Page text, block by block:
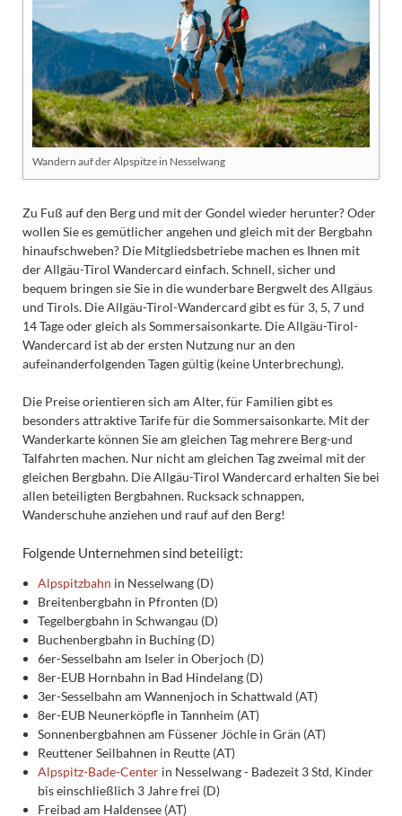
Wandern auf der Alpspitze in Nesselwang
Zu Fuß auf den Berg und mit der Gondel wieder herunter? Oder
wollen Sie es gemütlicher angehen und gleich mit der Bergbahn
hinaufschweben? Die Mitgliedsbetriebe machen es Ihnen mit
der Allgäu-Tirol Wandercard einfach. Schnell, sicher und
bequem bringen sie Sie in die wunderbare Bergwelt des Allgäus
und Tirols. Die Allgäu-Tirol-Wandercard gibt es für 3, 5, 7 und
14 Tage oder gleich als Sommersaisonkarte. Die Allgäu-Tirol-
Wandercard ist ab der ersten Nutzung nur an den
aufeinanderfolgenden Tagen gültig (keine Unterbrechung).
Die Preise orientieren sich am Alter, für Familien gibt es
besonders attraktive Tarife für die Sommersaisonkarte. Mit der
Wanderkarte können Sie am gleichen Tag mehrere Berg-und
Talfahrten machen. Nur nicht am gleichen Tag zweimal mit der
gleichen Bergbahn. Die Allgäu-Tirol Wandercard erhalten Sie bei
allen beteiligten Bergbahnen. Rucksack schnappen,
Wanderschuhe anziehen und rauf auf den Berg!
Folgende Unternehmen sind beteiligt:
Alpspitzbahn in Nesselwang (D)
Breitenbergbahn in Pfronten (D)
Tegelbergbahn in Schwangau (D)
Buchenbergbahn in Buching (D)
6er-Sesselbahn am Iseler in Oberjoch (D)
8er-EUB Hornbahn in Bad Hindelang (D)
3er-Sesselbahn am Wannenjoch in Schattwald (AT)
8er-EUB Neunerköpfle in Tannheim (AT)
Sonnenbergbahnen am Füssener Jöchle in Grän (AT)
Reuttener Seilbahnen in Reutte (AT)
Alpspitz-Bade-Center in Nesselwang - Badezeit 3 Std, Kinder
bis einschließlich 3 Jahre frei (D)
Freibad am Haldensee (AT)